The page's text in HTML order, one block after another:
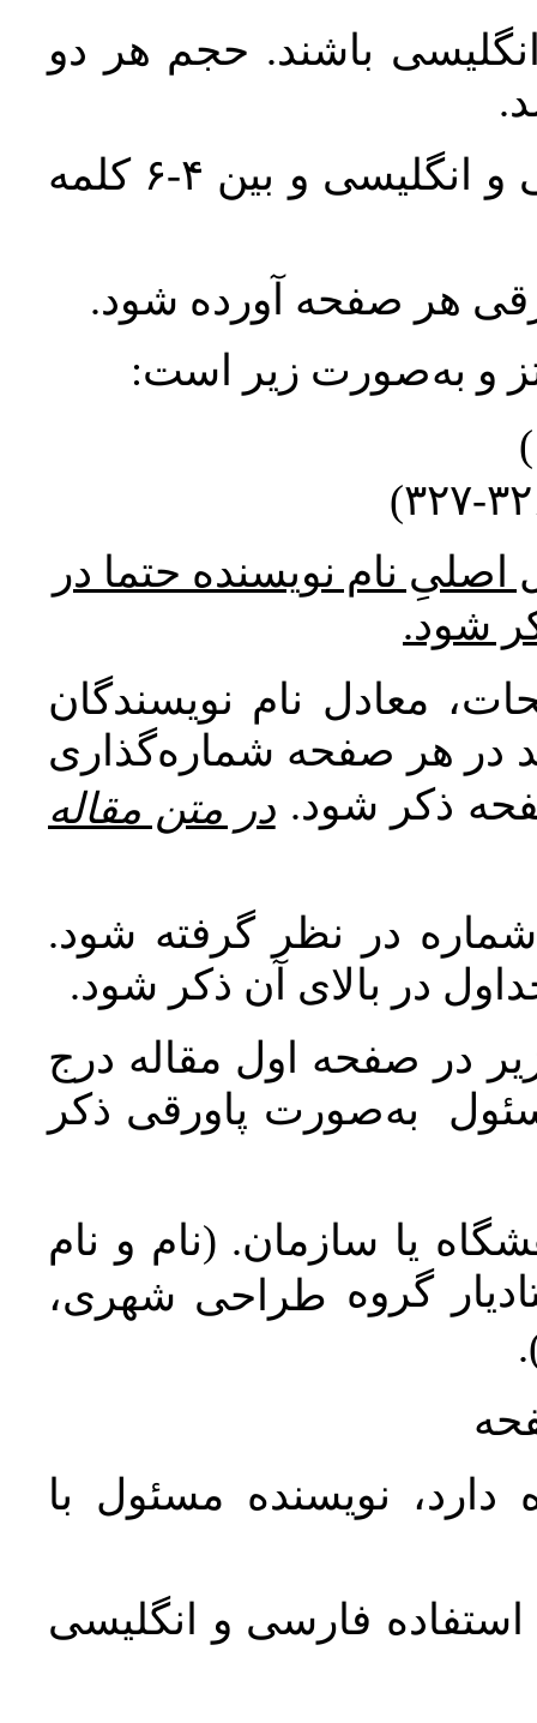
باشند. حجم هر دو
واژگان کلیدی بلافاصله پس از چکیده فارسی و انگلیسی و بین ۴-۶ کلمه
هر صفحه آورده شود.
و به‌صورت زیر است:
نام نویسنده حتما در
شود.
معادل نام نویسندگان
در هر صفحه شماره‌گذاری
ذکر شود. در متن مقاله
در نظر گرفته شود.
در بالای آن ذکر شود.
در صفحه اول مقاله درج
به‌صورت پاورقی ذکر
یا سازمان. (نام و نام
گروه طراحی شهری،
نویسنده مسئول با
استفاده فارسی و انگلیسی